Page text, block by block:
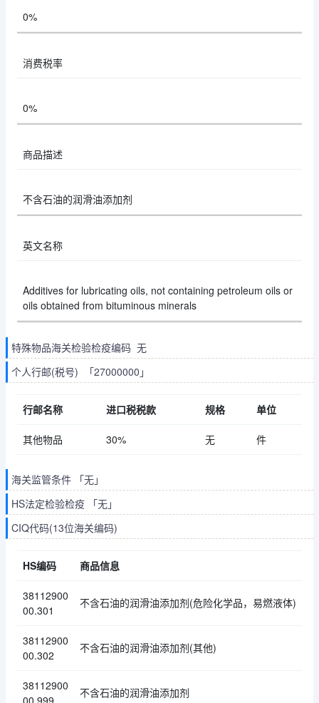
0%
消费税率
0%
商品描述
不含石油的润滑油添加剂
英文名称
Additives for lubricating oils, not containing petroleum oils or
oils obtained from bituminous minerals
特殊物品海关检验检疫编码 无
个人行邮(税号) 「27000000」
行邮名称 进口税税款 规格 单位
其他物品 30% 无 件
海关监管条件 「无」
HS法定检验检疫 「无」
CIQ代码(13位海关编码)
HS编码 商品信息
38112900
00.301
不含石油的润滑油添加剂(危险化学品，易燃液体)
38112900
00.302
不含石油的润滑油添加剂(其他)
38112900
不含石油的润滑油添加剂